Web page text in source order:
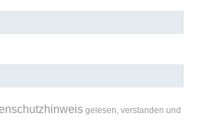
gelesen, verstanden und